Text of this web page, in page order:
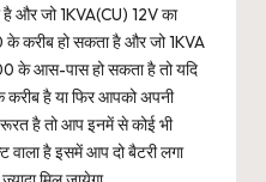
और जो 1KVA(CU) 12V का
करीब हो सकता है और जो 1KVA
के आस-पास हो सकता है तो यदि
है या फिर आपको अपनी
है तो आप इनमें से कोई भी
वाला है इसमें आप दो बैटरी लगा